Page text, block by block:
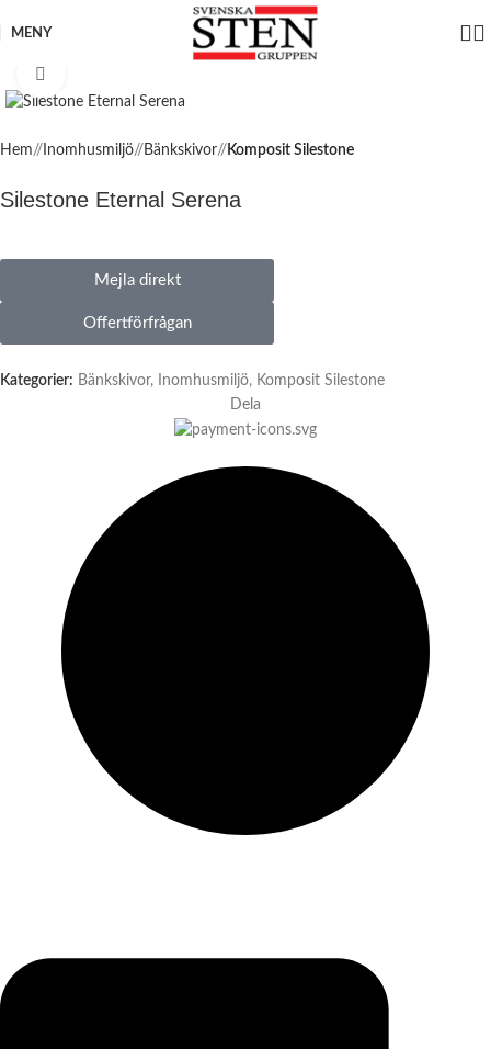
MENY
Hem/ Inomhusmiljö/ Bänkskivor/ Komposit Silestone
Silestone Eternal Serena
Mejla direkt
Offertförfrågan
Kategorier: Bänkskivor, Inomhusmiljö, Komposit Silestone
Dela